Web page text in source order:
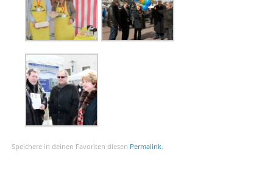
Speichere in deinen Favoriten diesen Permalink.